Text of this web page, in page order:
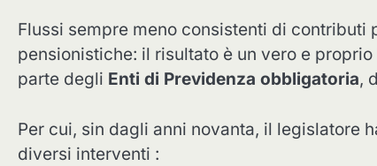
Flussi sempre meno consistenti di
pensionistiche: il risultato è un vero e
parte degli Enti di Previdenza obbligatoria,
Per cui, sin dagli anni novanta, il legislatore
diversi interventi :